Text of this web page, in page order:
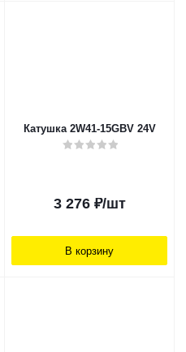
Катушка 2W41-15GBV 24V
3 276₽/шт
В корзину